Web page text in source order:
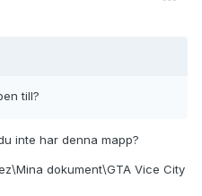
till?
inte har denna mapp?
dokument\GTA Vice City